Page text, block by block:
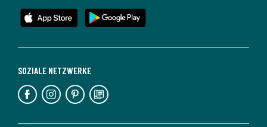
SOZIALE NETZWERKE